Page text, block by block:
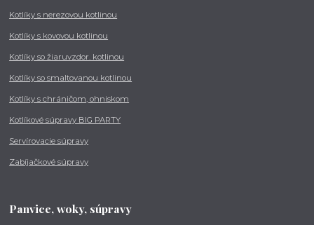
Kotlíky s nerezovou kotlinou
Kotlíky s kovovou kotlinou
Kotlíky so žiaruvzdor. kotlinou
Kotlíky so smaltovanou kotlinou
Kotlíky s chráničom, ohniskom
Kotlíkové súpravy BIG PARTY
Servírovacie súpravy
Zabíjačkové súpravy
Panvice, woky, súpravy